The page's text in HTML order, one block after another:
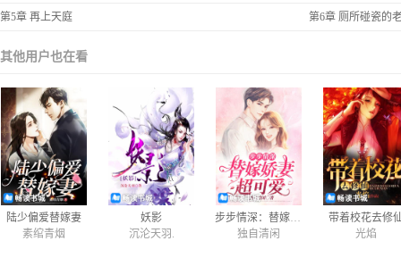
第5章 再上天庭 第6章 厕所碰瓷的
其他用户也在看
陆少偏爱替嫁妻
素绾青烟
妖影
沉沦天羽.
步步情深：替嫁娇妻超可爱
独自清闲
带着校花去修
光焰